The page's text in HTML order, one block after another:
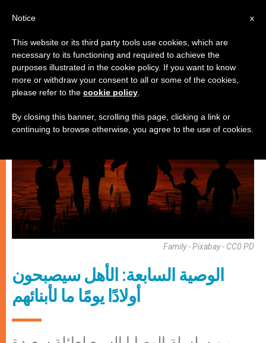
زواج وعائلة
Family - Pixabay - CC0 PD
الوصية السابعة: الأهل سيصبحون
أولادًا يومًا ما لأبنائهم
x
Notice
This website or its third party tools use cookies, which are
necessary to its functioning and required to achieve the
purposes illustrated in the cookie policy. If you want to know
more or withdraw your consent to all or some of the cookies,
please refer to the cookie policy
By closing this banner, scrolling this page, clicking a link or
continuing to browse otherwise, you agree to the use of cookies.